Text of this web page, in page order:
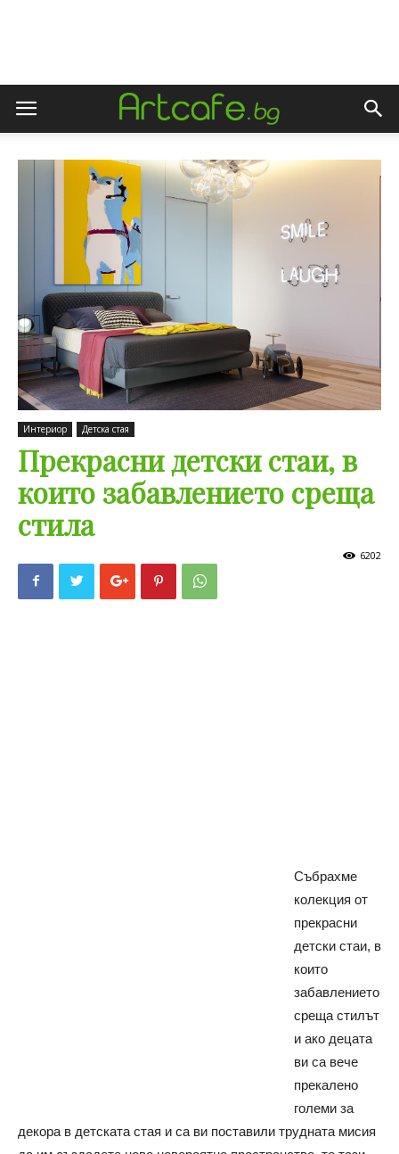
Интериор Детска стая
Прекрасни детски стаи, в
които забавлението среща
стилa
6202
Събрахме
колекция от
прекрасни
детски стаи, в
които
забавлението
среща стилът
и ако децата
ви са вече
прекалено
големи за
декора в детската стая и са ви поставили трудната мисия